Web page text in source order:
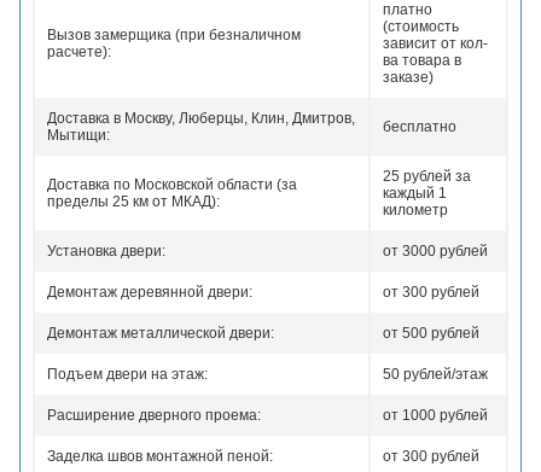
Вызов замерщика (при безналичном
расчете):
платно
(стоимость
зависит от кол-
ва товара в
заказе)
Доставка в Москву, Люберцы, Клин, Дмитров,
Мытищи:
бесплатно
Доставка по Московской области (за
пределы 25 км от МКАД):
25 рублей за
каждый 1
километр
Установка двери: от 3000 рублей
Демонтаж деревянной двери: от 300 рублей
Демонтаж металлической двери: от 500 рублей
Подъем двери на этаж: 50 рублей/этаж
Расширение дверного проема: от 1000 рублей
Заделка швов монтажной пеной: от 300 рублей